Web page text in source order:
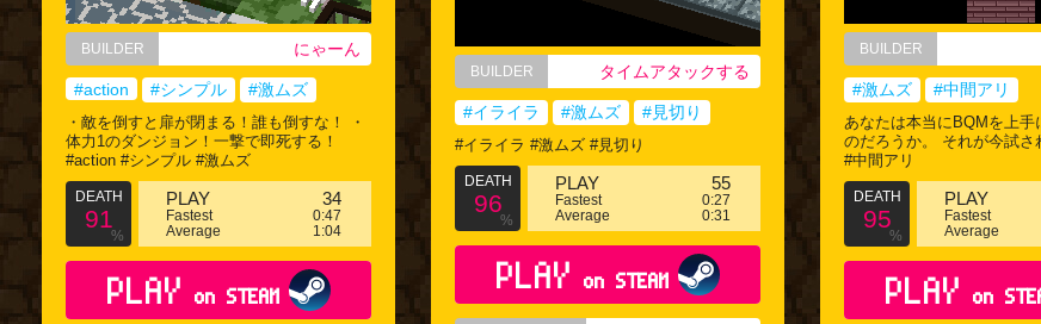
BUILDER にゃーん
#action #シンプル #激ムズ
・敵を倒すと扉が閉まる！誰も倒すな！ ・
体力1のダンジョン！一撃で即死する！
#action #シンプル #激ムズ
DEATH
91
%
PLAY 34
Fastest
0:47
Average
1:04
PLAY on STEAM
BUILDER タイムアタックする
#イライラ #激ムズ #見切り
#イライラ #激ムズ #見切り
DEATH
96
%
PLAY 55
Fastest
0:27
Average
0:31
PLAY on STEAM
BUILDER
#激ムズ #中間アリ
あなたは本当にBQMを上手
のだろうか。 それが今試
#中間アリ
DEATH
95
%
PLAY
Fastest
Average
PLAY on